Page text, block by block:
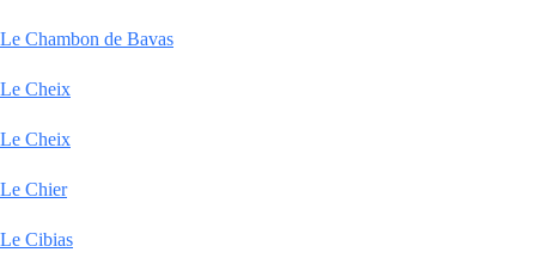
Le Chambon de Bavas
Le Cheix
Le Cheix
Le Chier
Le Cibias